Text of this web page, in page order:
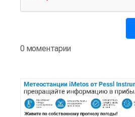
0 моментарии